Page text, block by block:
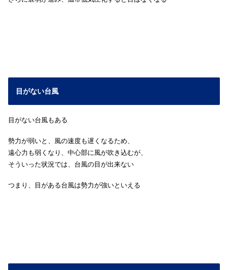
目がない台風
目がない台風もある
勢力が弱いと、風の速度も遅くなるため、
遠心力も弱くなり、中心部に風が吹き込むが、
そういった状況では、台風の目が出来ない
つまり、目がある台風は勢力が強いといえる